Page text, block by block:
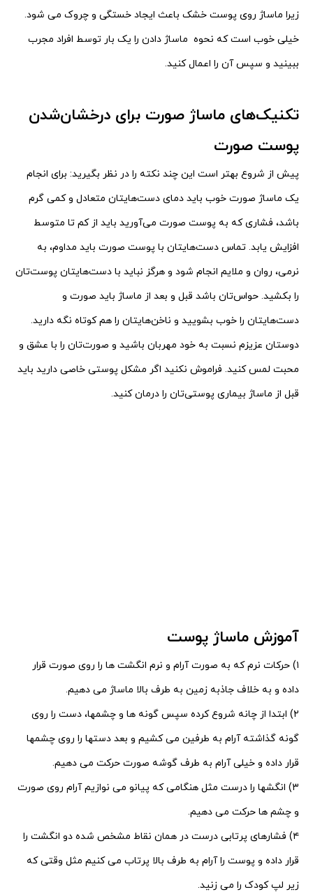
زیرا ماساژ روی پوست خشک باعث ایجاد خستگی و چروک می شود.
خیلی خوب است که نحوه ماساژ دادن را یک بار توسط افراد مجرب
ببینید و سپس آن را اعمال کنید.
تکنیک‌های ماساژ صورت برای درخشان‌شدن
پوست صورت
پیش از شروع بهتر است این چند نکته را در نظر بگیرید: برای انجام
یک ماساژ صورت خوب باید دمای دست‌هایتان متعادل و کمی گرم
باشد، فشاری که به پوست صورت می‌آورید باید از کم تا متوسط
افزایش یابد. تماس‌ دست‌هایتان با پوست صورت باید مداوم، به
نرمی، روان و ملایم انجام شود و هرگز نباید با دست‌هایتان پوست‌تان
را بکشید. حواس‌تان باشد قبل و بعد از ماساژ باید صورت و
دست‌هایتان را خوب بشویید و ناخن‌هایتان را هم کوتاه نگه دارید.
دوستان عزیزم نسبت به خود مهربان باشید و صورت‌تان را با عشق و
محبت لمس کنید. فراموش نکنید اگر مشکل پوستی خاصی دارید باید
قبل از ماساژ بیماری‌ پوستی‌تان را درمان کنید.
آموزش ماساژ پوست
۱) حرکات نرم که به صورت آرام و نرم انگشت ها را روی صورت قرار
داده و به خلاف جاذبه زمین به طرف بالا ماساژ می دهیم.
۲) ابتدا از چانه شروع کرده سپس گونه ها و چشمها، دست را روی
گونه گذاشته آرام به طرفین می کشیم و بعد دستها را روی چشمها
قرار داده و خیلی آرام به طرف گوشه صورت حرکت می دهیم.
۳) انگشها را درست مثل هنگامی که پیانو می نوازیم آرام روی صورت
و چشم ها حرکت می دهیم.
۴) فشارهای پرتابی درست در همان نقاط مشخص شده دو انگشت را
قرار داده و پوست را آرام به طرف بالا پرتاب می کنیم مثل وقتی که
زیر لپ کودک را می زنید.